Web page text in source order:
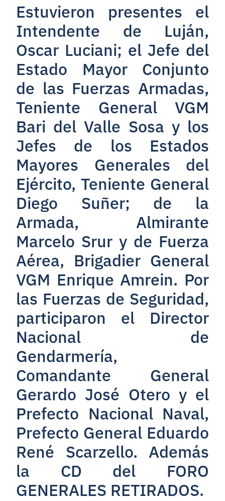
Estuvieron presentes el
Intendente de Luján,
Oscar Luciani; el Jefe del
Estado Mayor Conjunto
de las Fuerzas Armadas,
Teniente General VGM
Bari del Valle Sosa y los
Jefes de los Estados
Mayores Generales del
Ejército, Teniente General
Diego Suñer; de la
Armada, Almirante
Marcelo Srur y de Fuerza
Aérea, Brigadier General
VGM Enrique Amrein. Por
las Fuerzas de Seguridad,
participaron el Director
Nacional de
Gendarmería,
Comandante General
Gerardo José Otero y el
Prefecto Nacional Naval,
Prefecto General Eduardo
René Scarzello. Además
la CD del FORO
GENERALES RETIRADOS.